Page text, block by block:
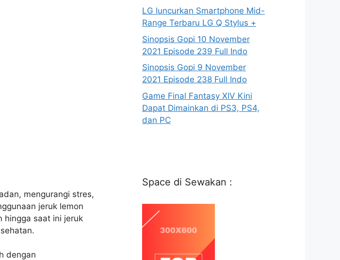
mengurangi stres,
jeruk lemon
hingga saat ini jeruk
dengan
LG luncurkan Smartphone Mid-
Range Terbaru LG Q Stylus +
Sinopsis Gopi 10 November
2021 Episode 239 Full Indo
Sinopsis Gopi 9 November
2021 Episode 238 Full Indo
Game Final Fantasy XIV Kini
Dapat Dimainkan di PS3, PS4,
dan PC
Space di Sewakan :